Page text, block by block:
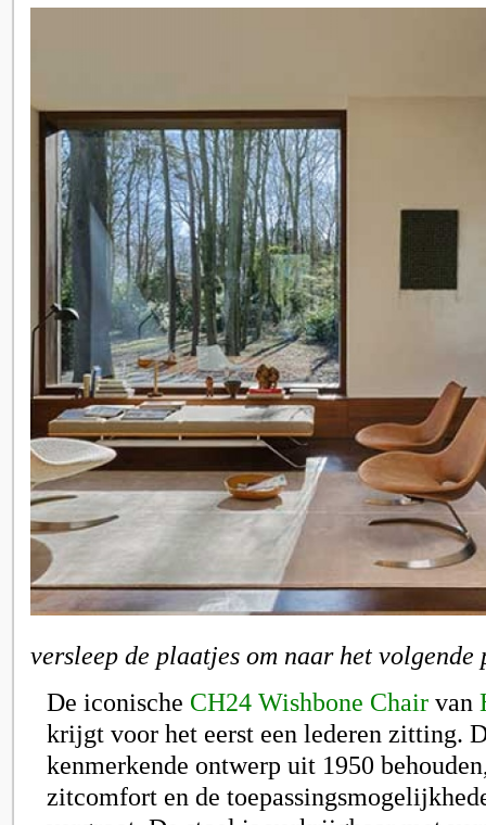
versleep de plaatjes om naar het
De iconische CH24 Wishbone Chair van
krijgt voor het eerst een lederen zitting.
kenmerkende ontwerp uit 1950
zitcomfort en de